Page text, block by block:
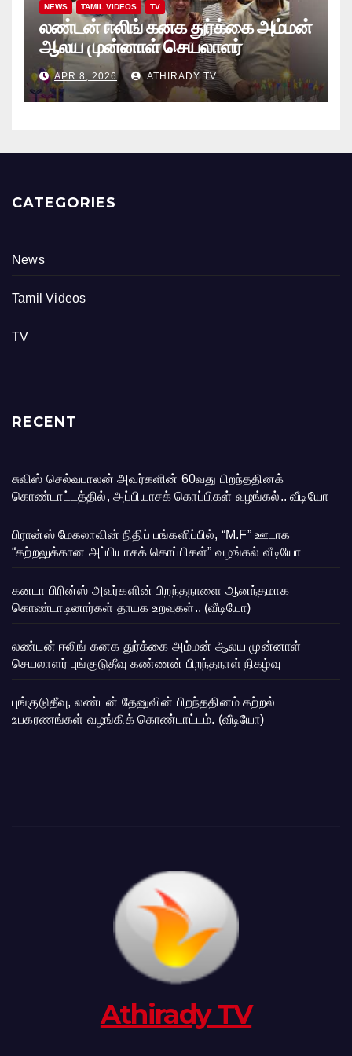
NEWS TAMIL VIDEOS TV
லண்டன் ஈலிங் கனக துர்க்கை அம்மன்
ஆலய முன்னாள் செயலாளர்
புங்குடுதீவு கண்ணன் பிறந்தநாள்
நிகழ்வு
APR 8, 2026 ATHIRADY TV
CATEGORIES
News
Tamil Videos
TV
RECENT
சுவிஸ் செல்வபாலன் அவர்களின் 60வது பிறந்ததினக்
கொண்டாட்டத்தில், அப்பியாசக் கொப்பிகள் வழங்கல்.. வீடியோ
பிரான்ஸ் மேகலாவின் நிதிப் பங்களிப்பில், “M.F” ஊடாக
“கற்றலுக்கான அப்பியாசக் கொப்பிகள்” வழங்கல் வீடியோ
கனடா பிரின்ஸ் அவர்களின் பிறந்தநாளை ஆனந்தமாக
கொண்டாடினார்கள் தாயக உறவுகள்.. (வீடியோ)
லண்டன் ஈலிங் கனக துர்க்கை அம்மன் ஆலய முன்னாள்
செயலாளர் புங்குடுதீவு கண்ணன் பிறந்தநாள் நிகழ்வு
புங்குடுதீவு, லண்டன் தேனுவின் பிறந்ததினம் கற்றல்
உபகரணங்கள் வழங்கிக் கொண்டாட்டம். (வீடியோ)
Athirady TV